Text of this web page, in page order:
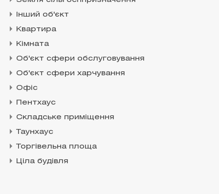
Інший об'єкт
Квартира
Кімната
Об'єкт сфери обслуговування
Об'єкт сфери харчування
Офіс
Пентхаус
Складське приміщення
Таунхаус
Торгівельна площа
Ціла будівля